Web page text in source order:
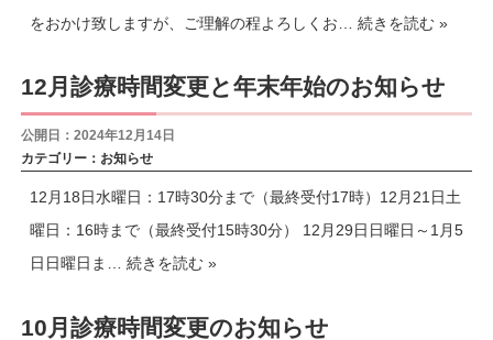
をおかけ致しますが、ご理解の程よろしくお… 続きを読む »
12月診療時間変更と年末年始のお知らせ
公開日：2024年12月14日
カテゴリー： お知らせ
12月18日水曜日：17時30分まで（最終受付17時）12月21日土
曜日：16時まで（最終受付15時30分） 12月29日日曜日～1月5
日日曜日ま… 続きを読む »
10月診療時間変更のお知らせ